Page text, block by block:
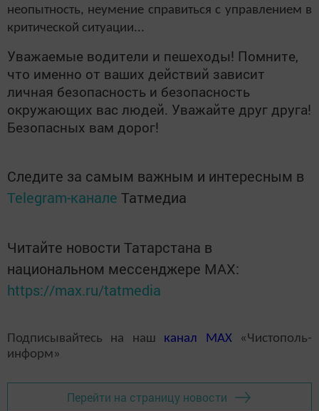
неопытность, неумение справиться с управлением в
критической ситуации...
Уважаемые водители и пешеходы! Помните,
что именно от ваших действий зависит
личная безопасность и безопасность
окружающих вас людей. Уважайте друг друга!
Безопасных вам дорог!
Следите за самым важным и интересным в
Telegram-канале Татмедиа
Читайте новости Татарстана в
национальном мессенджере MАХ:
https://max.ru/tatmedia
Подписывайтесь на наш канал MAX«Чистополь-
информ»
Перейти на страницу новости